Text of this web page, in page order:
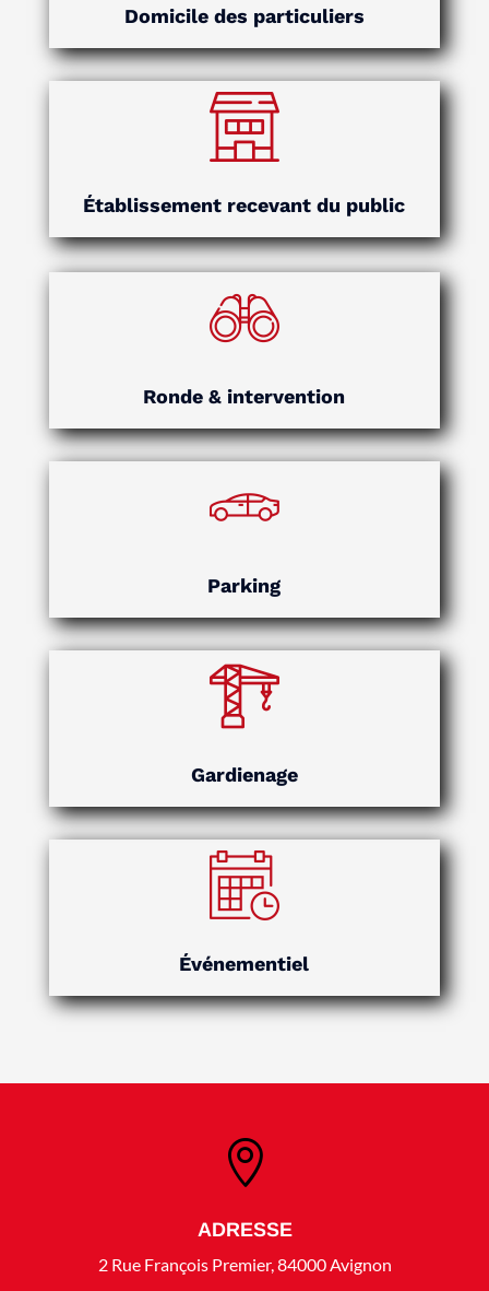
Domicile des particuliers
Établissement recevant du public
Ronde & intervention
Parking
Gardienage
Événementiel

ADRESSE
2 Rue François Premier, 84000 Avignon